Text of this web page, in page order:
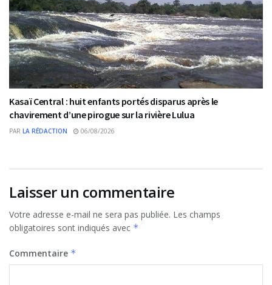
Kasaï Central : huit enfants portés disparus après le
chavirement d’une pirogue sur la rivière Lulua
PAR LA RÉDACTION 06/08/2026
Laisser un commentaire
Votre adresse e-mail ne sera pas publiée. Les champs
obligatoires sont indiqués avec *
Commentaire *